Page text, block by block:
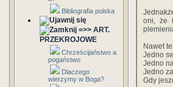
Bibliografia polska
=>> ART.
PRZEKROJOWE
Chrześcijaństwo a
pogaństwo
Dlaczego
wierzymy w Boga?
oni, że
Nawet
Jedno
Jedno
Jedno
Gdy